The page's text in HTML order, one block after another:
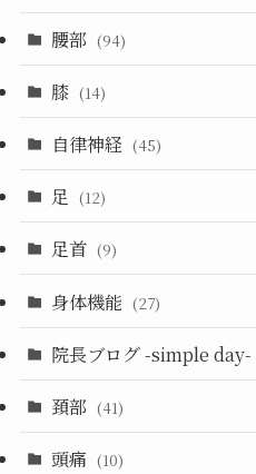
腰部 (94)
膝 (14)
自律神経 (45)
足 (12)
足首 (9)
身体機能 (27)
院長ブログ -simple day-
頚部 (41)
頭痛 (10)